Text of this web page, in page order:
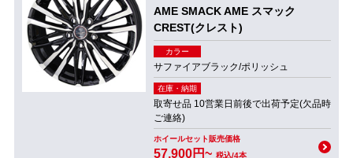
AME SMACK AME スマック
CREST(クレスト)
カラー
サファイアブラック/ポリッシュ
在庫・納期
取寄せ品 10営業日前後で出荷予定(欠品時
ご連絡)
ホイールセット販売価格
57,900円~ 税込/4本